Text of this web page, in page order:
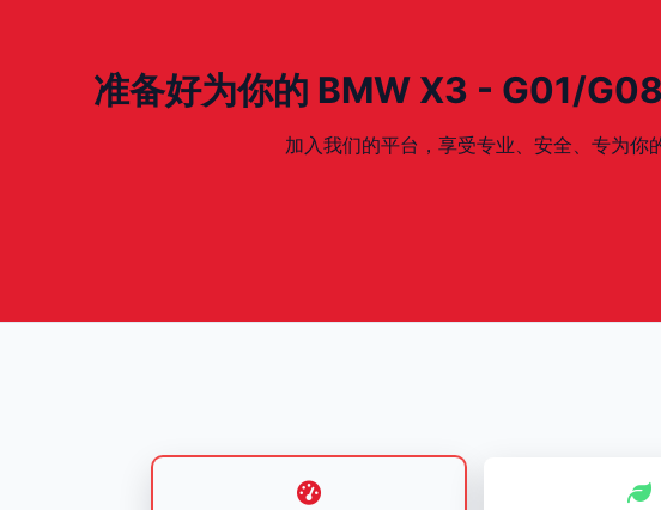
准备好为你的 BMW X3 - G01/
加入我们的平台，享受专业、安全、专为